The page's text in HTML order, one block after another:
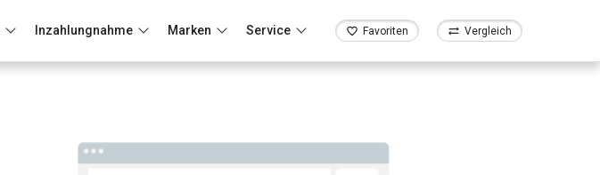
Inzahlungnahme Marken Service Favoriten Vergleich